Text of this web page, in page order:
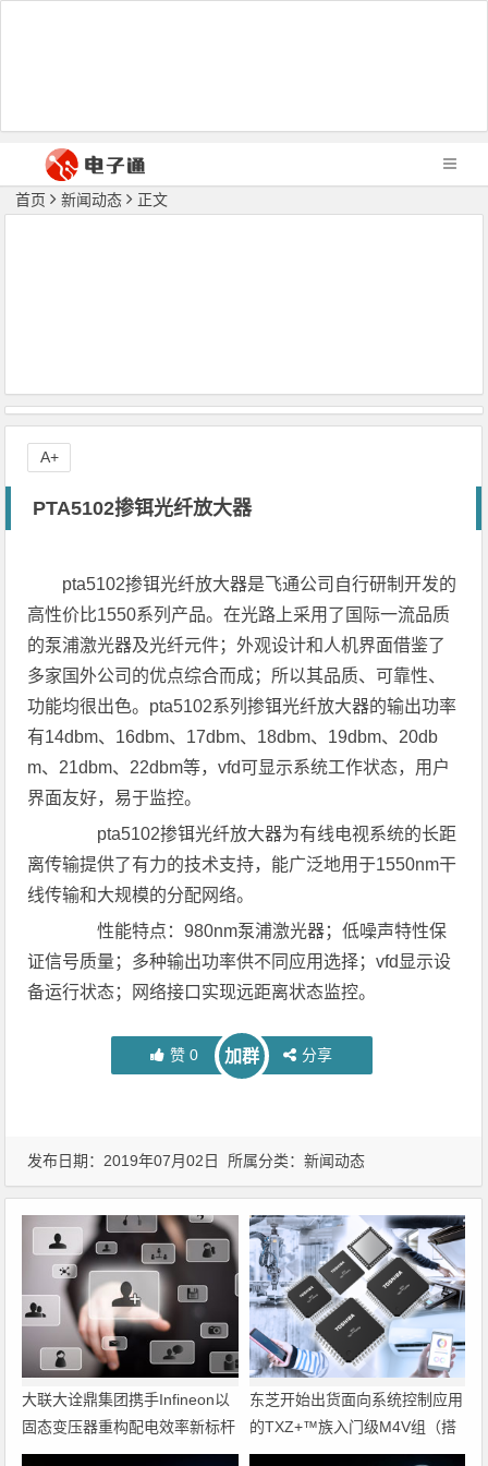
首页 新闻动态 正文
PTA5102掺铒光纤放大器
pta5102掺铒光纤放大器是飞通公司自行研制开发的
高性价比1550系列产品。在光路上采用了国际一流品质
的泵浦激光器及光纤元件；外观设计和人机界面借鉴了
多家国外公司的优点综合而成；所以其品质、可靠性、
功能均很出色。pta5102系列掺铒光纤放大器的输出功率
有14dbm、16dbm、17dbm、18dbm、19dbm、20db
m、21dbm、22dbm等，vfd可显示系统工作状态，用户
界面友好，易于监控。
pta5102掺铒光纤放大器为有线电视系统的长距
离传输提供了有力的技术支持，能广泛地用于1550nm干
线传输和大规模的分配网络。
性能特点：980nm泵浦激光器；低噪声特性保
证信号质量；多种输出功率供不同应用选择；vfd显示设
备运行状态；网络接口实现远距离状态监控。
赞 0 加群 分享
A+
发布日期：2019年07月02日 所属分类：新闻动态
大联大诠鼎集团携手Infineon以
固态变压器重构配电效率新标杆
东芝开始出货面向系统控制应用
的TXZ+™族入门级M4V组（搭
载Arm Cortex‑M4内核的标准微